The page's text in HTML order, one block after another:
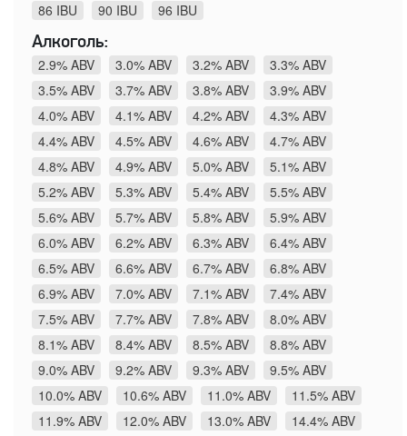
86 IBU
90 IBU
96 IBU
Алкоголь:
2.9% ABV
3.0% ABV 3.2% ABV
3.3% ABV
3.5% ABV
3.7% ABV 3.8% ABV
3.9% ABV
4.0% ABV
4.1% ABV 4.2% ABV
4.3% ABV
4.4% ABV
4.5% ABV 4.6% ABV
4.7% ABV
4.8% ABV
4.9% ABV 5.0% ABV
5.1% ABV
5.2% ABV
5.3% ABV 5.4% ABV
5.5% ABV
5.6% ABV
5.7% ABV 5.8% ABV
5.9% ABV
6.0% ABV
6.2% ABV 6.3% ABV
6.4% ABV
6.5% ABV
6.6% ABV 6.7% ABV
6.8% ABV
6.9% ABV
7.0% ABV 7.1% ABV
7.4% ABV
7.5% ABV
7.7% ABV 7.8% ABV
8.0% ABV
8.1% ABV
8.4% ABV 8.5% ABV
8.8% ABV
9.0% ABV
9.2% ABV 9.3% ABV
9.5% ABV
10.0% ABV
10.6% ABV 11.0% ABV
11.5% ABV
11.9% ABV
12.0% ABV 13.0% ABV
14.4% ABV